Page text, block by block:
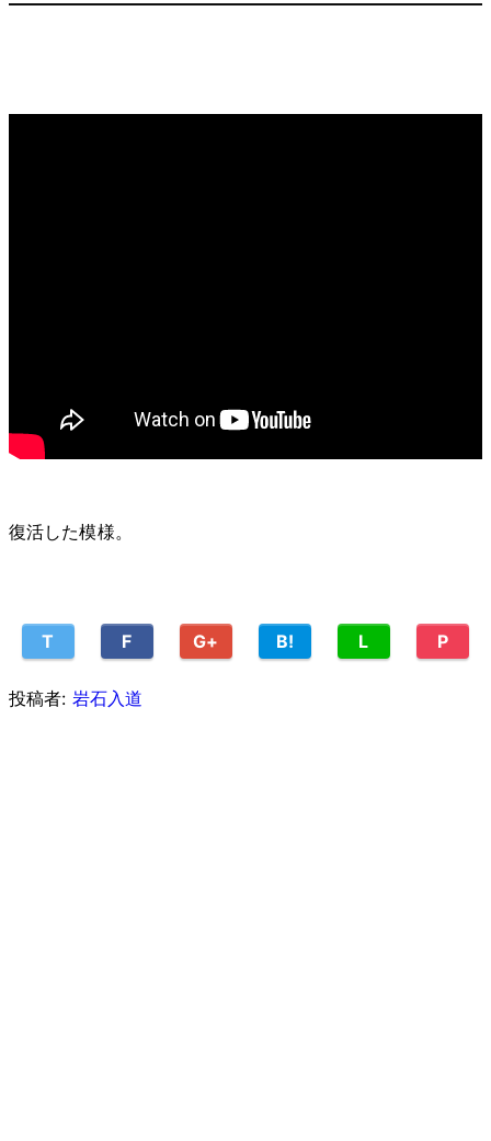
復活した模様。
T F G+ B! L P
投稿者: 岩石入道